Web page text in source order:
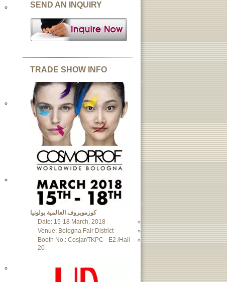
SEND AN INQUIRY
TRADE SHOW INFO
كوزموبروف العالمية بولونيا
Date: 15-18 March, 2018
Venue: Bologna Fair District
Booth No.: Cosjar/TKPC - E2 /Hall
20